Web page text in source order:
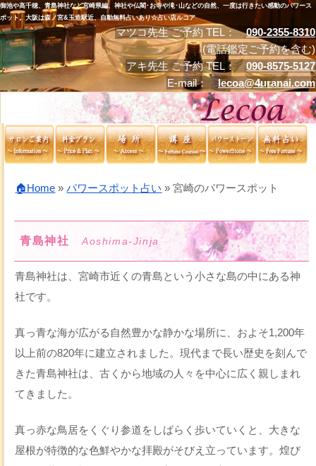
御池や高千穂、青島神社など宮崎県編、神社や仏閣･お寺や滝･山などの自然、一度は行きたい感動のパワース
ポット。大阪は森ノ宮&玉造駅近、自動無料占いあり☆占い店ルコア
マツコ先生 ご予約 TEL：090-2355-8310
(電話鑑定ご予約を含む)
アキ先生 ご予約 TEL：090-8575-5127
E-mail：lecoa@4uranai.com
🏠Home »パワースポット占い »宮崎のパワースポット
青島神社 Aoshima-Jinja
青島神社は、宮崎市近くの青島という小さな島の中にある神
社です。
真っ青な海が広がる自然豊かな静かな場所に、およそ1,200年
以上前の820年に建立されました。現代まで長い歴史を刻んで
きた青島神社は、古くから地域の人々を中心に広く親しまれ
てきました。
真っ赤な鳥居をくぐり参道をしばらく歩いていくと、大きな
屋根が特徴的な色鮮やかな拝殿がそびえ立っています。煌び